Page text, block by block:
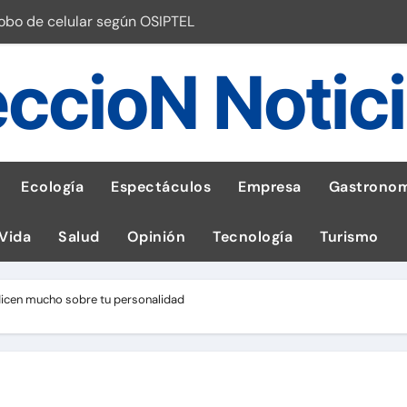
de celular según OSIPTEL
¡Descarga la app de Meridianbet y gana una jugada gratis
inspirado en la fuerza de un volcán
1,600 equipos educativos
por ignorar distancias de seguridad
de GEI en sus operaciones
Ecología Espectáculos Empresa
Salud Opinión Tecnología Turismo
mucho sobre tu personalidad